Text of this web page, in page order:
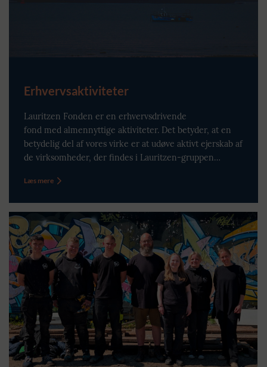
Erhvervsaktiviteter
Lauritzen Fonden er en erhvervsdrivende
fond med almennyttige aktiviteter. Det betyder, at en
betydelig del af vores virke er at udøve aktivt ejerskab af
de virksomheder, der findes i Lauritzen-gruppen…
Læs mere